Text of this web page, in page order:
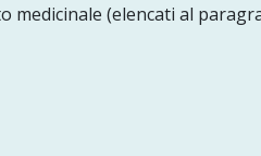
medicinale (elencati al